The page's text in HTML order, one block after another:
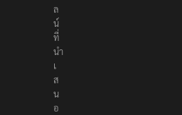
ล
น์
ที่
นำ
เ
ส
น
อ